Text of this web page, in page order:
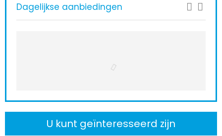
Dagelijkse aanbiedingen
U kunt geïnteresseerd zijn